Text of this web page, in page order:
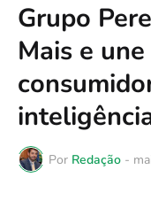
Grupo
Mais e
Por Redação -